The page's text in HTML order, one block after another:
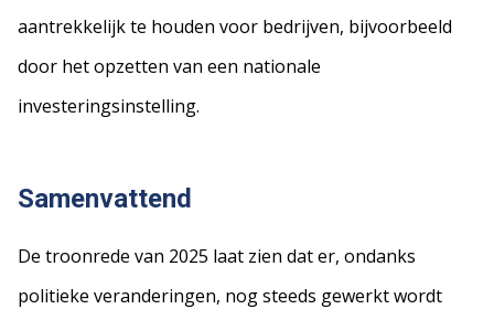
aantrekkelijk te houden voor bedrijven, bijvoorbeeld
door het opzetten van een nationale
investeringsinstelling.
Samenvattend
De troonrede van 2025 laat zien dat er, ondanks
politieke veranderingen, nog steeds gewerkt wordt